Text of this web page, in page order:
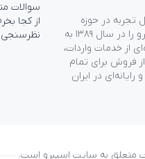
با بیش از ۳۵ سال تجربه در حوزه
فناوری اطلاعات، شرکت اسپیرو را در سال ۱۳۸۹ به
از خدمات واردات،
فروش برای تمام
در ایران
سوالات
از کجا
متعلق به سایت اسپیرو است.